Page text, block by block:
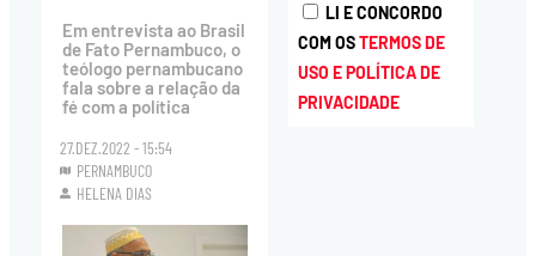
Em entrevista ao Brasil
de Fato Pernambuco, o
teólogo pernambucano
fala sobre a relação da
fé com a política
27.DEZ.2022 - 15:54
PERNAMBUCO
HELENA DIAS
LI E CONCORDO
COM OSTERMOS DE
USO E POLÍTICA DE
PRIVACIDADE